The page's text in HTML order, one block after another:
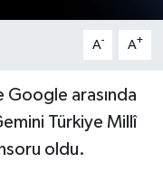
A- A+
Google arasında
Türkiye Millî
oldu.